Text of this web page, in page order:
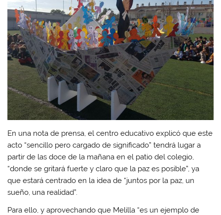
En una nota de prensa, el centro educativo explicó que este
acto “sencillo pero cargado de significado” tendrá lugar a
partir de las doce de la mañana en el patio del colegio,
“donde se gritará fuerte y claro que la paz es posible”, ya
que estará centrado en la idea de “juntos por la paz, un
sueño, una realidad”.
Para ello, y aprovechando que Melilla “es un ejemplo de